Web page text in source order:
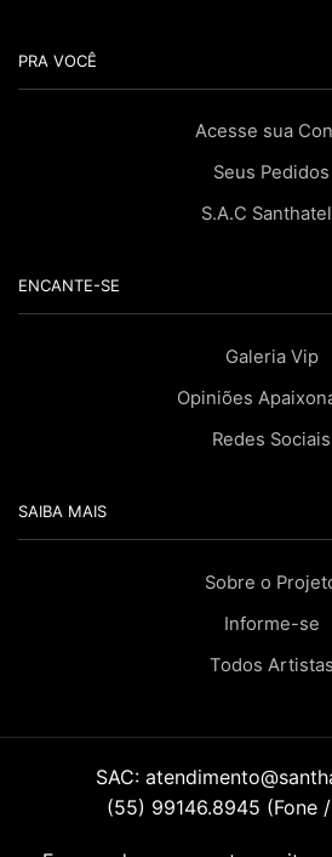
PRA VOCÊ
Acesse sua
Seus Pedidos
S.A.C
ENCANTE-SE
Galeria Vip
Opiniões
Redes Sociais
SAIBA MAIS
Sobre o
Informe-se
Todos Artistas
SAC:
(55) 99146.8945 (Fone